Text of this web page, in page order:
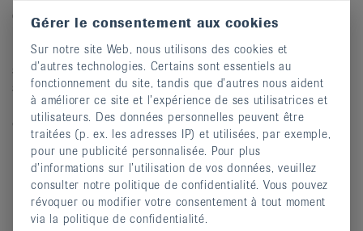
Guide des assurances sociales 2024
la Ligue suisse conter le cancer, de la Ligue pulmonaire
suisse, de la Société suisse du diabèe et de la Ligue
suisse contre le rhumatisme. Il s'agit d'un ouvrage de
référence sur les sujets suivants relatifs aux maladies
chroniques :
Traitement médical
Soins ambulatoires
Aides et dispositifs de traitement
Mesures de réadaptation
Gérer le consentement aux cookies
Sur notre site Web, nous utilisons des cookies et
d’autres technologies. Certains sont essentiels au
fonctionnement du site, tandis que d’autres nous aident
à améliorer ce site et l’expérience de ses utilisatrices et
utilisateurs. Des données personnelles peuvent être
traitées (p. ex. les adresses IP) et utilisées, par exemple,
pour une publicité personnalisée. Pour plus
d’informations sur l’utilisation de vos données, veuillez
consulter notre politique de confidentialité. Vous pouvez
révoquer ou modifier votre consentement à tout moment
via la politique de confidentialité.